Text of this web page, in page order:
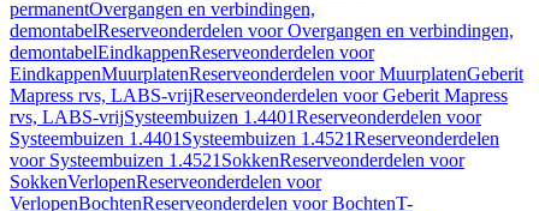
permanentOvergangen en verbindingen,
demontabelReserveonderdelen voor Overgangen en verbindingen,
demontabelEindkappenReserveonderdelen voor
EindkappenMuurplatenReserveonderdelen voor MuurplatenGeberit
Mapress rvs, LABS-vrijReserveonderdelen voor Geberit Mapress
rvs, LABS-vrijSysteembuizen 1.4401Reserveonderdelen voor
Systeembuizen 1.4401 Systeembuizen 1.4521Reserveonderdelen
voor Systeembuizen 1.4521 SokkenReserveonderdelen voor
SokkenVerlopenReserveonderdelen voor
VerlopenBochtenReserveonderdelen voor BochtenT-